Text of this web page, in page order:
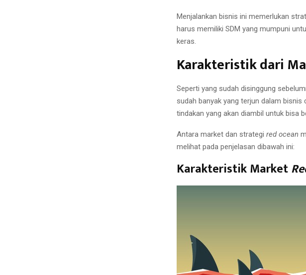
Menjalankan bisnis ini memerlukan
harus memiliki SDM yang mumpuni
keras.
Karakteristik dari
Seperti yang sudah disinggung
sudah banyak yang terjun dalam
tindakan yang akan diambil untuk bisa
Antara market dan strategi red ocean
melihat pada penjelasan dibawah ini:
Karakteristik Market